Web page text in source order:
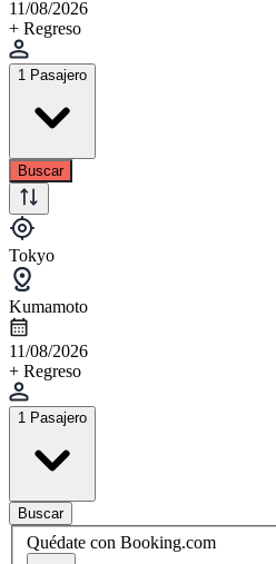
11/08/2026
+ Regreso
1 Pasajero
Buscar
Tokyo
Kumamoto
11/08/2026
+ Regreso
1 Pasajero
Buscar
Quédate con Booking.com